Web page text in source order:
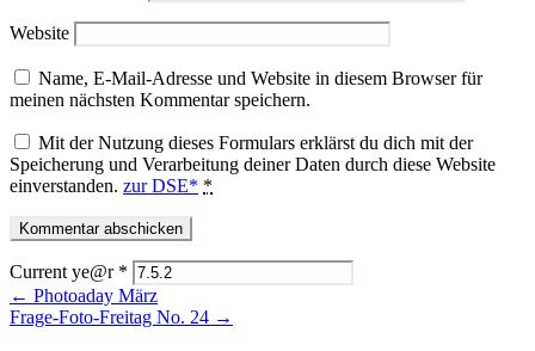
Website
Name, E-Mail-Adresse und Website in diesem Browser für
meinen nächsten Kommentar speichern.
Mit der Nutzung dieses Formulars erklärst du dich mit der
Speicherung und Verarbeitung deiner Daten durch diese Website
einverstanden. zur DSE* *
Current ye@r *
← Photoaday März
Frage-Foto-Freitag No. 24 →